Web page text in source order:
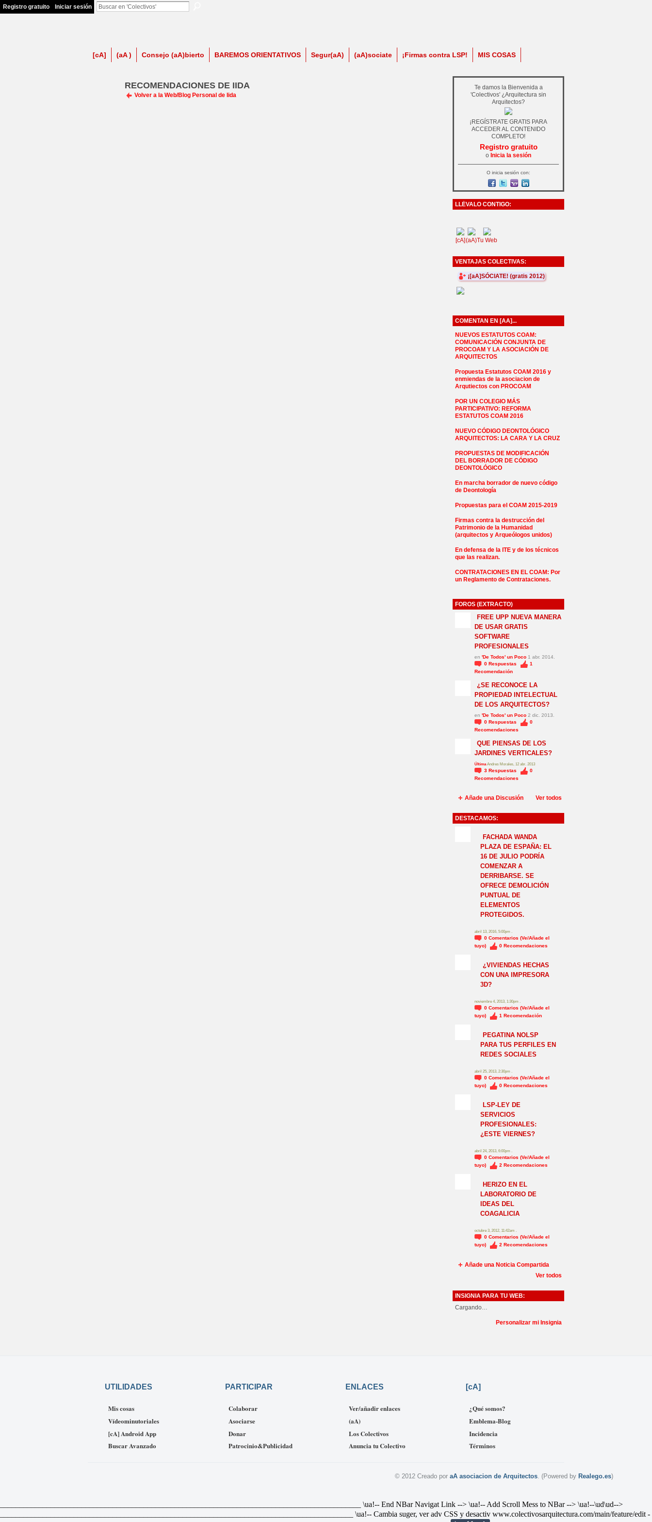
Registro gratuito Iniciar sesión
[cA] (aA ) Consejo (aA)bierto BAREMOS ORIENTATIVOS Segur(aA) (aA)sociate ¡Firmas contra LSP! MIS COSAS
RECOMENDACIONES DE IIDA
Volver a la Web/Blog Personal de Iida
Te damos la Bienvenida a
'Colectivos' ¿Arquitectura sin
Arquitectos?
¡REGÍSTRATE GRATIS PARA
ACCEDER AL CONTENIDO
COMPLETO!
Registro gratuito
o Inicia la sesión
O inicia sesión con:
LLÉVALO CONTIGO:
[cA](aA)Tu Web
VENTAJAS COLECTIVAS:
¡[aA]SÓCIATE! (gratis 2012)
COMENTAN EN [AA]...
NUEVOS ESTATUTOS COAM:
COMUNICACIÓN CONJUNTA DE
PROCOAM Y LA ASOCIACIÓN DE
ARQUITECTOS
Propuesta Estatutos COAM 2016 y
enmiendas de la asociacion de
Arqutiectos con PROCOAM
POR UN COLEGIO MÁS
PARTICIPATIVO: REFORMA
ESTATUTOS COAM 2016
NUEVO CÓDIGO DEONTOLÓGICO
ARQUITECTOS: LA CARA Y LA CRUZ
PROPUESTAS DE MODIFICACIÓN
DEL BORRADOR DE CÓDIGO
DEONTOLÓGICO
En marcha borrador de nuevo código
de Deontología
Propuestas para el COAM 2015-2019
Firmas contra la destrucción del
Patrimonio de la Humanidad
(arquitectos y Arqueólogos unidos)
En defensa de la ITE y de los técnicos
que las realizan.
CONTRATACIONES EN EL COAM: Por
un Reglamento de Contrataciones.
FOROS (EXTRACTO)
FREE UPP NUEVA MANERA
DE USAR GRATIS
SOFTWARE
PROFESIONALES
en 'De Todos' un Poco 1 abr. 2014.
0 Respuestas
1
Recomendación
¿SE RECONOCE LA
PROPIEDAD INTELECTUAL
DE LOS ARQUITECTOS?
en 'De Todos' un Poco 2 dic. 2013.
0 Respuestas
0
Recomendaciones
QUE PIENSAS DE LOS
JARDINES VERTICALES?
Última Andres Morales, 12 abr. 2013
3 Respuestas
0
Recomendaciones
Añade una Discusión Ver todos
DESTACAMOS:
FACHADA WANDA
PLAZA DE ESPAÑA: EL
16 DE JULIO PODRÍA
COMENZAR A
DERRIBARSE. SE
OFRECE DEMOLICIÓN
PUNTUAL DE
ELEMENTOS
PROTEGIDOS.
abril 13, 2016, 5:00pm .
0 Comentarios (Ve/Añade el
tuyo)
0 Recomendaciones
¿VIVIENDAS HECHAS
CON UNA IMPRESORA
3D?
noviembre 4, 2013, 1:30pm .
0 Comentarios (Ve/Añade el
tuyo)
1 Recomendación
PEGATINA NOLSP
PARA TUS PERFILES EN
REDES SOCIALES
abril 25, 2013, 2:30pm .
0 Comentarios (Ve/Añade el
tuyo)
0 Recomendaciones
LSP-LEY DE
SERVICIOS
PROFESIONALES:
¿ESTE VIERNES?
abril 24, 2013, 6:00pm .
0 Comentarios (Ve/Añade el
tuyo)
2 Recomendaciones
HERIZO EN EL
LABORATORIO DE
IDEAS DEL
COAGALICIA
octubre 3, 2012, 11:42am .
0 Comentarios (Ve/Añade el
tuyo)
2 Recomendaciones
Añade una Noticia Compartida
Ver todos
INSIGNIA PARA TU WEB:
Cargando…
Personalizar mi Insignia
UTILIDADES
Mis cosas
Vídeominutoriales
[cA] Android App
Buscar Avanzado
PARTICIPAR
Colaborar
Asociarse
Donar
Patrocinio&Publicidad
ENLACES
Ver/añadir enlaces
(aA)
Los Colectivos
Anuncia tu Colectivo
[cA]
¿Qué somos?
Emblema-Blog
Incidencia
Términos
© 2012 Creado por aA asociacion de Arquitectos. (Powered by Realego.es)
_____________________________________________________________________________________________ \ua!-- End NBar Navigat Link --> \ua!-- Add Scroll Mess to NBar --> \ua!--\ud\ud-->
___________________________________________________________________________________________ \ua!-- Cambia suger, ver adv CSS y desactiv www.colectivosarquitectura.com/main/feature/edit -